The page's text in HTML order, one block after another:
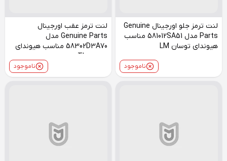
لنت ترمز جلو اورجینال Genuine
Parts مدل 581012SA51 مناسب
هیوندای توسان LM
ناموجود
لنت ترمز عقب اورجینال
Genuine Parts مدل
58302D3A70 مناسب هیوندای
ناموجود